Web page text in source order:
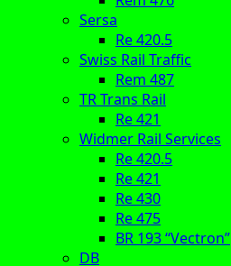
Sersa
Re 420.5
Swiss Rail Traffic
Rem 487
TR Trans Rail
Re 421
Widmer Rail Services
Re 420.5
Re 421
Re 430
Re 475
BR 193 “Vectron”
DB